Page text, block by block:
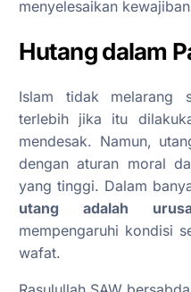
menyelesaikan
Hutang dalam
Islam tidak melarang
terlebih jika itu
mendesak. Namun,
dengan aturan moral
yang tinggi. Dalam
utang adalah
mempengaruhi kondisi
wafat.